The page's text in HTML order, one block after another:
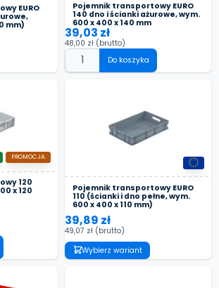
EURO
mm)
Pojemnik transportowy EURO
140 dno i ścianki ażurowe, wym.
600 x 400 x 140 mm
39,03 zł
48,00 zł (brutto)
Do koszyka
120
x 120
PROMOCJA
Pojemnik transportowy EURO
110 (ścianki i dno pełne, wym.
600 x 400 x 110 mm)
39,89 zł
49,07 zł (brutto)
Wybierz wariant